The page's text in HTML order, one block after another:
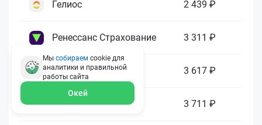
Гелиос 2 439 ₽
Ренессанс Страхование 3 311 ₽
Зетта Страхование 3 617 ₽
ГАЙДЕ 3 711 ₽
Мы собираем cookie для
аналитики и правильной
работы сайта
Окей